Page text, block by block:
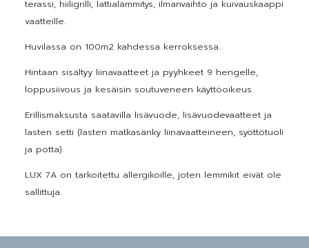
terassi, hiiligrilli, lattialämmitys, ilmanvaihto ja kuivauskaappi
vaatteille.
Huvilassa on 100m2 kahdessa kerroksessa.
Hintaan sisältyy liinavaatteet ja pyyhkeet 9 hengelle,
loppusiivous ja kesäisin soutuveneen käyttöoikeus.
Erillismaksusta saatavilla lisävuode, lisävuodevaatteet ja
lasten setti (lasten matkasänky liinavaatteineen, syöttötuoli
ja potta).
LUX 7A on tarkoitettu allergikoille, joten lemmikit eivät ole
sallittuja.